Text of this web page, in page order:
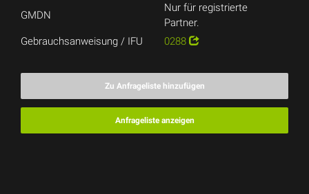
GMDN
Nur für registrierte
Partner.
Gebrauchsanweisung / IFU
0288
Zu Anfrageliste hinzufügen
Anfrageliste anzeigen